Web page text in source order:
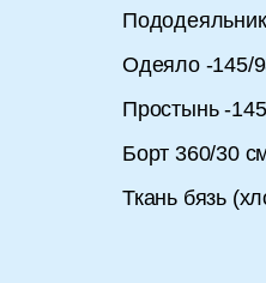
Одеяло -145/
Простынь -
Борт 360/30
Ткань бязь